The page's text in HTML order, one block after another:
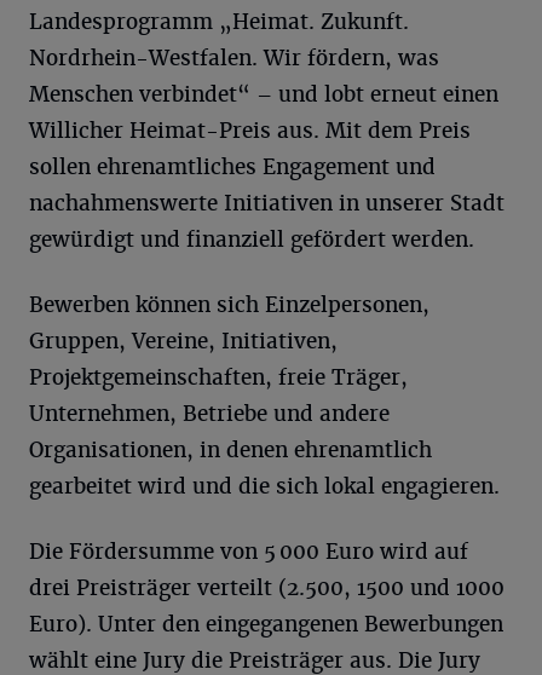
Landesprogramm „Heimat. Zukunft.
Nordrhein-Westfalen. Wir fördern, was
Menschen verbindet“ – und lobt erneut einen
Willicher Heimat-Preis aus. Mit dem Preis
sollen ehrenamtliches Engagement und
nachahmenswerte Initiativen in unserer Stadt
gewürdigt und finanziell gefördert werden.
Bewerben können sich Einzelpersonen,
Gruppen, Vereine, Initiativen,
Projektgemeinschaften, freie Träger,
Unternehmen, Betriebe und andere
Organisationen, in denen ehrenamtlich
gearbeitet wird und die sich lokal engagieren.
Die Fördersumme von 5 000 Euro wird auf
drei Preisträger verteilt (2.500, 1500 und 1000
Euro). Unter den eingegangenen Bewerbungen
wählt eine Jury die Preisträger aus. Die Jury